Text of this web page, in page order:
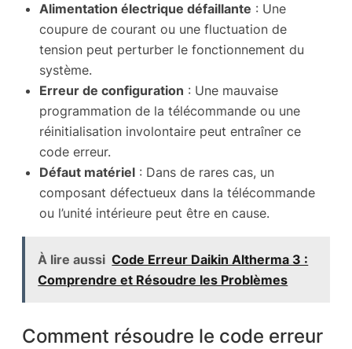
Alimentation électrique défaillante : Une
coupure de courant ou une fluctuation de
tension peut perturber le fonctionnement du
système.
Erreur de configuration : Une mauvaise
programmation de la télécommande ou une
réinitialisation involontaire peut entraîner ce
code erreur.
Défaut matériel : Dans de rares cas, un
composant défectueux dans la télécommande
ou l’unité intérieure peut être en cause.
À lire aussi Code Erreur Daikin Altherma 3 :
Comprendre et Résoudre les Problèmes
Comment résoudre le code erreur